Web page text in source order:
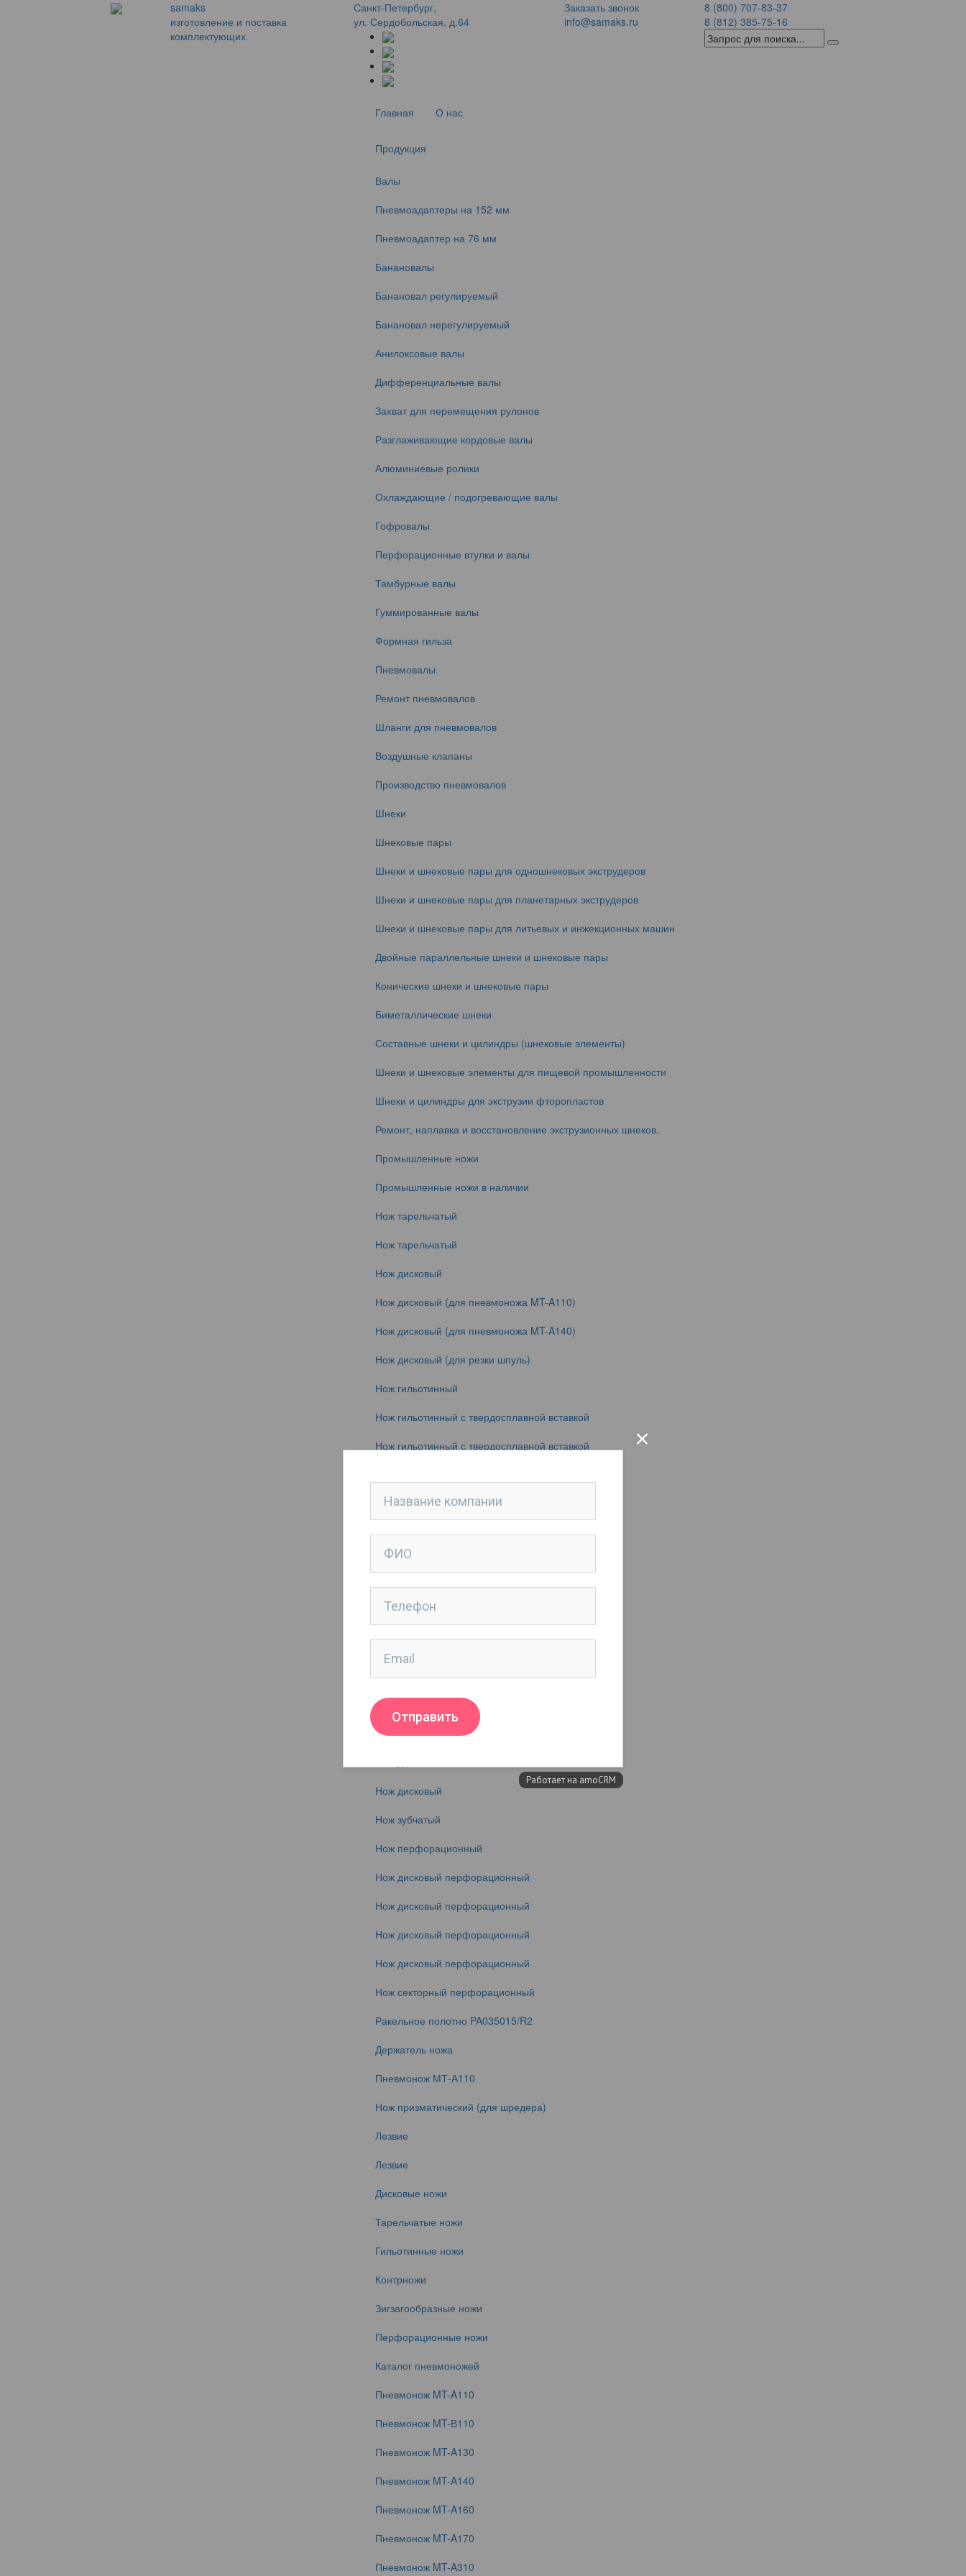
samaks
изготовление и поставка
комплектующих
Санкт-Петербург,
ул. Сердобольская, д.64
Заказать звонок
info@samaks.ru
8 (800) 707-83-37
8 (812) 385-75-16
Главная О нас
Продукция
Валы
Пневмоадаптеры на 152 мм
Пневмоадаптер на 76 мм
Банановалы
Банановал регулируемый
Банановал нерегулируемый
Анилоксовые валы
Дифференциальные валы
Захват для перемещения рулонов
Разглаживающие кордовые валы
Алюминиевые ролики
Охлаждающие / подогревающие валы
Гофровалы
Перфорационные втулки и валы
Тамбурные валы
Гуммированные валы
Формная гильза
Пневмовалы
Ремонт пневмовалов
Шланги для пневмовалов
Воздушные клапаны
Производство пневмовалов
Шнеки
Шнековые пары
Шнеки и шнековые пары для одношнековых экструдеров
Шнеки и шнековые пары для планетарных экструдеров
Шнеки и шнековые пары для литьевых и инжекционных машин
Двойные параллельные шнеки и шнековые пары
Конические шнеки и шнековые пары
Биметаллические шнеки
Составные шнеки и цилиндры (шнековые элементы)
Шнеки и шнековые элементы для пищевой промышленности
Шнеки и цилиндры для экструзии фторопластов
Ремонт, наплавка и восстановление экструзионных шнеков.
Промышленные ножи
Промышленные ножи в наличии
Нож тарельчатый
Нож тарельчатый
Нож дисковый
Нож дисковый (для пневмоножа MT-A110)
Нож дисковый (для пневмоножа MT-A140)
Нож дисковый (для резки шпуль)
Нож гильотинный
Нож гильотинный с твердосплавной вставкой
Нож гильотинный с твердосплавной вставкой
Нож дисковый
Нож дисковый
Нож тарельчатый
Нож тарельчатый
Нож дисковый
Нож дисковый
Нож дисковый (для резки рулонов)
Нож дисковый
Нож дисковый
Нож зубчатый
Нож перфорационный
Нож дисковый перфорационный
Нож дисковый перфорационный
Нож дисковый перфорационный
Нож дисковый перфорационный
Нож секторный перфорационный
Ракельное полотно PA035015/R2
Держатель ножа
Пневмонож МТ-А110
Нож призматический (для шредера)
Лезвие
Лезвие
Дисковые ножи
Тарельчатые ножи
Гильотинные ножи
Контрножи
Зигзагообразные ножи
Перфорационные ножи
Каталог пневмоножей
Пневмонож MT-A110
Пневмонож MT-В110
Пневмонож MT-A130
Пневмонож MT-A140
Пневмонож MT-A160
Пневмонож MT-A170
Пневмонож MT-A310